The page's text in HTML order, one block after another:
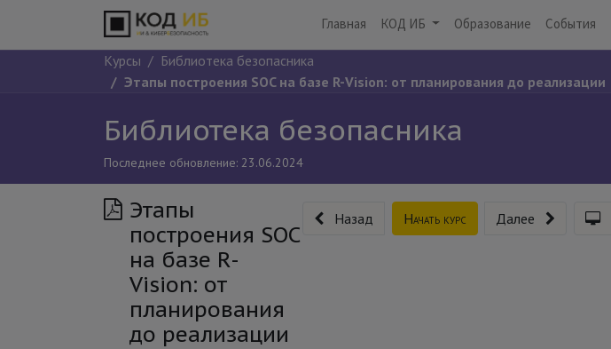
Главная КОД ИБ Образование События
Курсы
Библиотека безопасника
Этапы построения SOC на базе R-Vision: от планирования до реализации
Библиотека безопасника
Последнее обновление: 23.06.2024
Этапы
построения SOC
на базе R-
Vision: от
планирования
до реализации
Назад Начать курс Далее